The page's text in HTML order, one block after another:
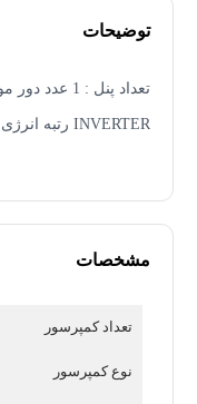
توضیحات
INVERTER رتبه انرژی : A گاز مصرفی :R410a
مشخصات
تعداد کمپرسور
نوع کمپرسور